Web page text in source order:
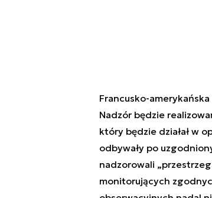
Francusko-
Nadzór będzie
który będzie działał w
odbywały po
nadzorowali „
monitorujących